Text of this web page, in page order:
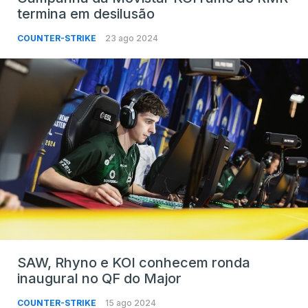
termina em desilusão
COUNTER-STRIKE 23 ago 2024
SAW, Rhyno e KOI conhecem ronda
inaugural no QF do Major
COUNTER-STRIKE 15 ago 2024